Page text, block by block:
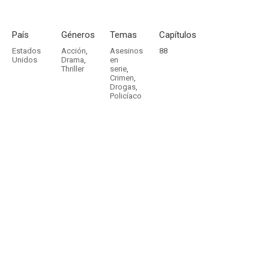
País
Estados
Unidos
Géneros
Acción,
Drama,
Thriller
Temas
Asesinos
en
serie,
Crimen,
Drogas,
Policíaco
Capítulos
88